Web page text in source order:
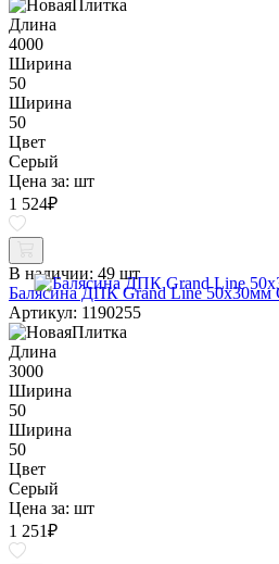
Длина
4000
Ширина
50
Ширина
50
Цвет
Серый
Цена за: шт
1 524₽
В наличии: 49 шт
Балясина ДПК Grand Line
Артикул: 1190255
Длина
3000
Ширина
50
Ширина
50
Цвет
Серый
Цена за: шт
1 251₽